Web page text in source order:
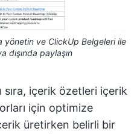
yönetin ve ClickUp Belgeleri ile
dışında paylaşın
sıra, içerik özetleri içerik
için optimize
üretirken belirli bir